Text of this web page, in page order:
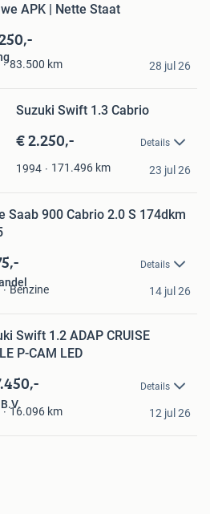
APK | Nette Staat
83.500 km 28 jul 26
Suzuki Swift 1.3 Cabrio
€ 2.250,- Details
1994 171.496 km 23 jul 26
Saab 900 Cabrio 2.0 S 174dkm
Details
Benzine 14 jul 26
Swift 1.2 ADAP CRUISE
P-CAM LED
Details
16.096 km 12 jul 26